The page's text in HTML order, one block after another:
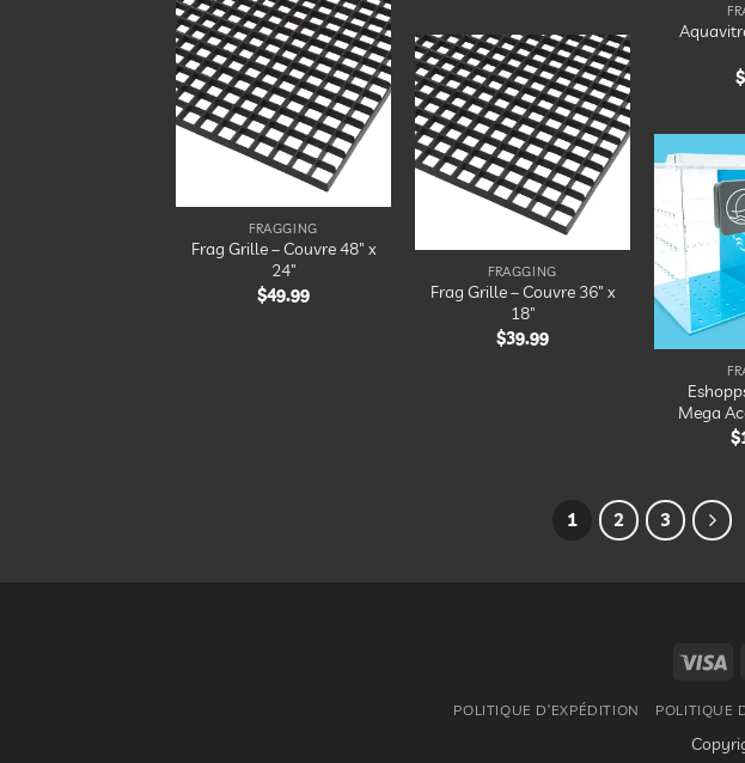
$
Ajouter
à la
liste
d’envies
FRAGGING
Frag Grille – Couvre 48″ x
24″
$49.99
Ajouter
à la
liste
d’envies
FRAGGING
Frag Grille – Couvre 36″ x
18″
$39.99
Mega
$
1 2 3
POLITIQUE D’EXPÉDITION POLITIQUE